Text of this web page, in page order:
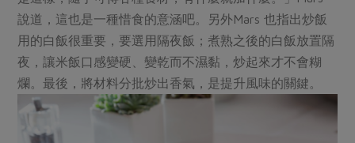
說道，這也是一種惜食的意涵吧。另外Mars 也指出炒飯
用的白飯很重要，要選用隔夜飯；煮熟之後的白飯放置隔
夜，讓米飯口感變硬、變乾而不濕黏，炒起來才不會糊
爛。最後，將材料分批炒出香氣，是提升風味的關鍵。